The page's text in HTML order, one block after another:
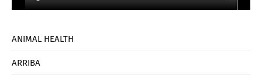
ANIMAL HEALTH
ARRIBA